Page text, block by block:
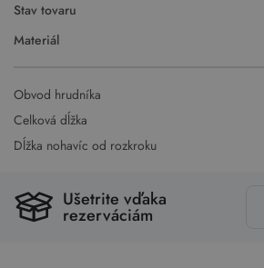
Stav tovaru
Materiál
Obvod hrudníka
Celková dĺžka
Dĺžka nohavíc od rozkroku
Ušetrite vďaka
rezerváciám